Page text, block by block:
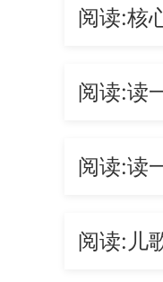
阅读:核
阅读:读
阅读:读
阅读:儿